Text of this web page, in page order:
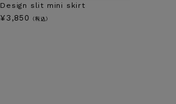
Design slit mini skirt
¥ 3,850 （税込）